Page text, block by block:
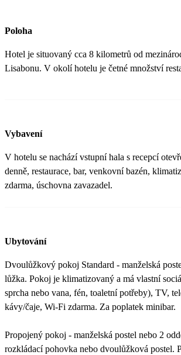
Poloha
Hotel je situovaný cca 8 kilometrů od
Lisabonu. V okolí hotelu je četné množství
Vybavení
V hotelu se nachází vstupní hala s recepcí
denně, restaurace, bar, venkovní bazén,
zdarma, úschovna zavazadel.
Ubytování
Dvoulůžkový pokoj Standard - manželská
lůžka. Pokoj je klimatizovaný a má vlastní
sprcha nebo vana, fén, toaletní potřeby), TV,
kávy/čaje, Wi-Fi zdarma. Za poplatek minibar.
Propojený pokoj - manželská postel nebo 2
rozkládací pohovka nebo dvoulůžková postel.